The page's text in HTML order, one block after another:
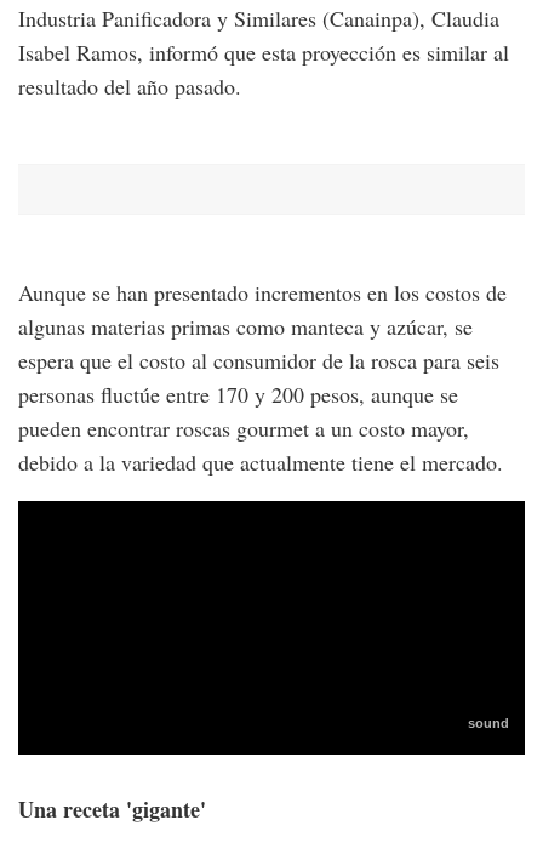
Industria Panificadora y Similares (Canainpa), Claudia
Isabel Ramos, informó que esta proyección es similar al
resultado del año pasado.
Aunque se han presentado incrementos en los costos de
algunas materias primas como manteca y azúcar, se
espera que el costo al consumidor de la rosca para seis
personas fluctúe entre 170 y 200 pesos, aunque se
pueden encontrar roscas gourmet a un costo mayor,
debido a la variedad que actualmente tiene el mercado.
Una receta 'gigante'